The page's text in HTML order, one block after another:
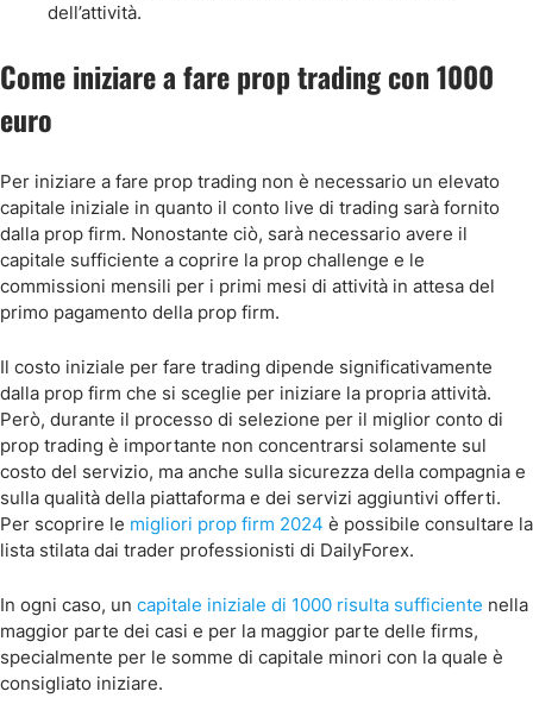
dell’attività.
Come iniziare a fare prop trading con 1000
euro
Per iniziare a fare prop trading non è necessario un elevato
capitale iniziale in quanto il conto live di trading sarà fornito
dalla prop firm. Nonostante ciò, sarà necessario avere il
capitale sufficiente a coprire la prop challenge e le
commissioni mensili per i primi mesi di attività in attesa del
primo pagamento della prop firm.
Il costo iniziale per fare trading dipende significativamente
dalla prop firm che si sceglie per iniziare la propria attività.
Però, durante il processo di selezione per il miglior conto di
prop trading è importante non concentrarsi solamente sul
costo del servizio, ma anche sulla sicurezza della compagnia e
sulla qualità della piattaforma e dei servizi aggiuntivi offerti.
Per scoprire le migliori prop firm 2024 è possibile consultare la
lista stilata dai trader professionisti di DailyForex.
In ogni caso, un capitale iniziale di 1000 risulta sufficiente nella
maggior parte dei casi e per la maggior parte delle firms,
specialmente per le somme di capitale minori con la quale è
consigliato iniziare.